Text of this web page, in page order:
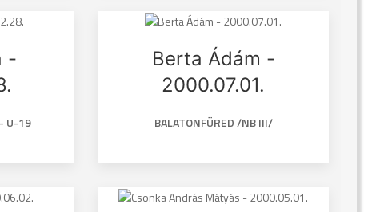
-
U-19
Berta Ádám -
2000.07.01.
BALATONFÜRED /NB III/